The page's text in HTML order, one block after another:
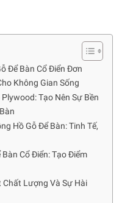
Để Bàn Cổ Điển Đơn
Không Gian Sống
Tạo Nên Sự Bền
Hồ Gỗ Để Bàn: Tinh Tế,
Cổ Điển: Tạo Điểm
Chất Lượng Và Sự Hài